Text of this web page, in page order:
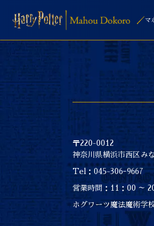
マ
〒220-0012
神奈川県横浜市西区み
Tel：045-306ｰ9667
営業時間：11：00 ～
ホグワーツ魔法魔術学